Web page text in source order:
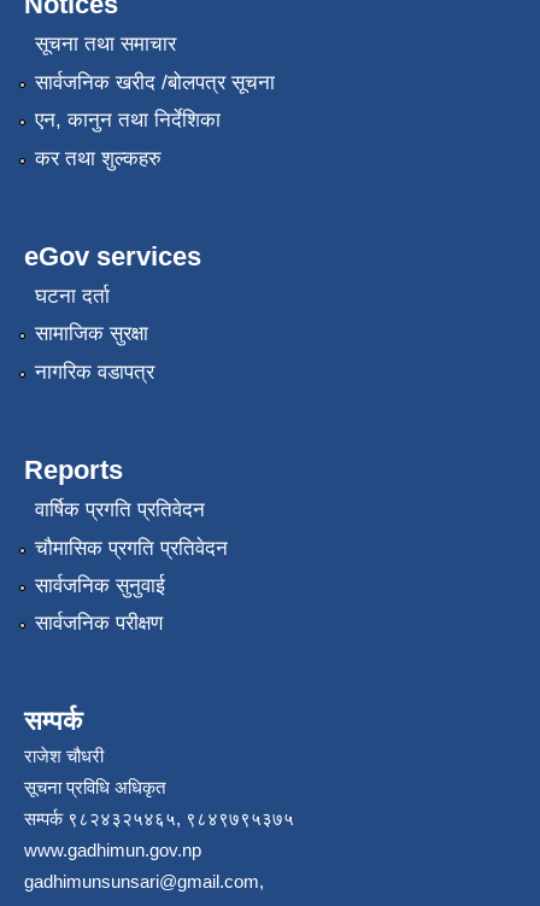
सूचना तथा समाचार
सार्वजनिक खरीद /बोलपत्र सूचना
एन, कानुन तथा निर्देशिका
कर तथा शुल्कहरु
eGov services
घटना दर्ता
सामाजिक सुरक्षा
नागरिक वडापत्र
Reports
वार्षिक प्रगति प्रतिवेदन
चौमासिक प्रगति प्रतिवेदन
सार्वजनिक सुनुवाई
सार्वजनिक परीक्षण
सम्पर्क
राजेश चौधरी
सूचना प्रविधि अधिकृत
सम्पर्क ९८२४३२५४६५, ९८४९७९५३७५
www.gadhimun.gov.np
gadhimunsunsari@gmail.com,